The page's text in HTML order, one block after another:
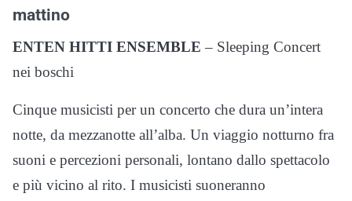
mattino
ENTEN HITTI ENSEMBLE – Sleeping Concert
nei boschi
Cinque musicisti per un concerto che dura un’intera
notte, da mezzanotte all’alba. Un viaggio notturno fra
suoni e percezioni personali, lontano dallo spettacolo
e più vicino al rito. I musicisti suoneranno